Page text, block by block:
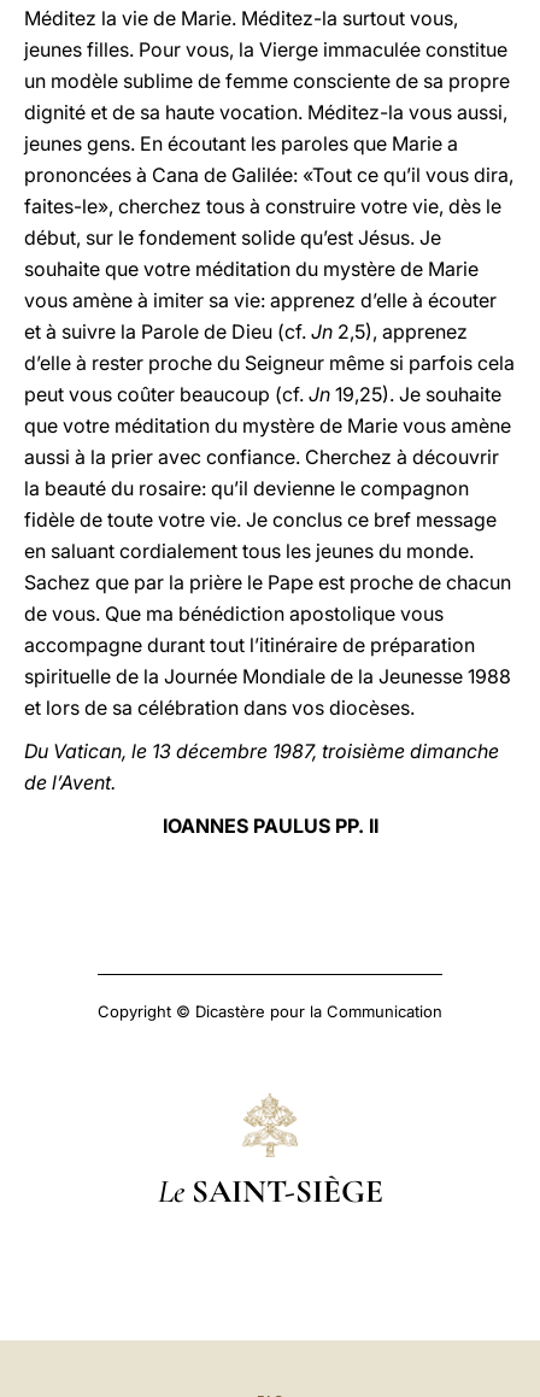
Méditez la vie de Marie. Méditez-la surtout vous,
jeunes filles. Pour vous, la Vierge immaculée constitue
un modèle sublime de femme consciente de sa propre
dignité et de sa haute vocation. Méditez-la vous aussi,
jeunes gens. En écoutant les paroles que Marie a
prononcées à Cana de Galilée: «Tout ce qu’il vous dira,
faites-le», cherchez tous à construire votre vie, dès le
début, sur le fondement solide qu’est Jésus. Je
souhaite que votre méditation du mystère de Marie
vous amène à imiter sa vie: apprenez d’elle à écouter
et à suivre la Parole de Dieu (cf. Jn 2,5), apprenez
d’elle à rester proche du Seigneur même si parfois cela
peut vous coûter beaucoup (cf. Jn 19,25). Je souhaite
que votre méditation du mystère de Marie vous amène
aussi à la prier avec confiance. Cherchez à découvrir
la beauté du rosaire: qu’il devienne le compagnon
fidèle de toute votre vie. Je conclus ce bref message
en saluant cordialement tous les jeunes du monde.
Sachez que par la prière le Pape est proche de chacun
de vous. Que ma bénédiction apostolique vous
accompagne durant tout l’itinéraire de préparation
spirituelle de la Journée Mondiale de la Jeunesse 1988
et lors de sa célébration dans vos diocèses.
Du Vatican, le 13 décembre 1987, troisième dimanche
de l’Avent.
IOANNES PAULUS PP. II
Copyright © Dicastère pour la Communication
Le SAINT-SIÈGE